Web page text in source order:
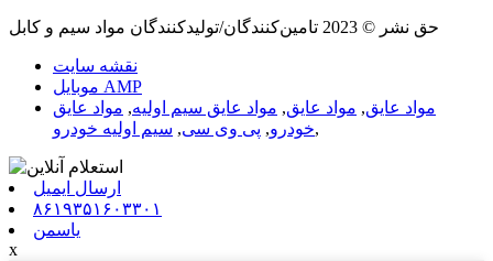
حق نشر © 2023 تامین‌کنندگان/تولیدکنندگان مواد سیم و کابل
نقشه سایت
موبایل AMP
مواد عایق, مواد عایق, مواد عایق سیم اولیه, مواد عایق
خودرو, پی وی سی, سیم اولیه خودرو ,
ارسال ایمیل
۸۶۱۹۳۵۱۶۰۳۳۰۱
یاسمن
x